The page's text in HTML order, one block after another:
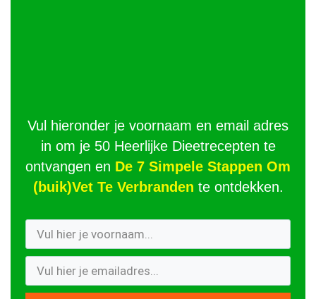
Vul hieronder je voornaam en email adres
in om je 50 Heerlijke Dieetrecepten te
ontvangen en De 7 Simpele Stappen Om
(buik)Vet Te Verbranden te ontdekken.